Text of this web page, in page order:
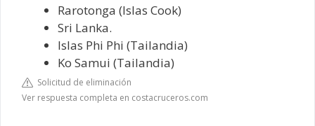
Rarotonga (Islas Cook)
Sri Lanka.
Islas Phi Phi (Tailandia)
Ko Samui (Tailandia)
Solicitud de eliminación
Ver respuesta completa en costacruceros.com